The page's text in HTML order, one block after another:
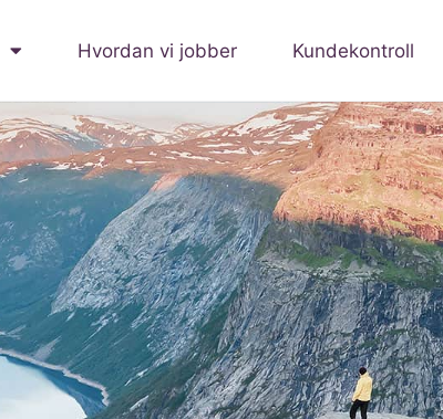
Hvordan vi jobber Kundekontroll